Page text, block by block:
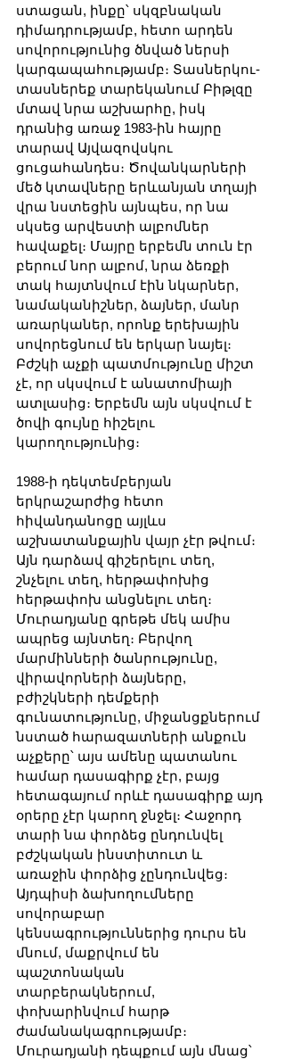
ստացան, ինքը՝ սկզբնական
դիմադրությամբ, հետո արդեն
սովորությունից ծնված ներսի
կարգապահությամբ։ Տասներկու-
տասներեք տարեկանում Բիթլզը
մտավ նրա աշխարհը, իսկ
դրանից առաջ 1983-ին հայրը
տարավ Այվազովսկու
ցուցահանդես։ Ծովանկարների
մեծ կտավները երևանյան տղայի
վրա նստեցին այնպես, որ նա
սկսեց արվեստի ալբոմներ
հավաքել։ Մայրը երբեմն տուն էր
բերում նոր ալբոմ, նրա ձեռքի
տակ հայտնվում էին նկարներ,
նամականիշներ, ձայներ, մանր
առարկաներ, որոնք երեխային
սովորեցնում են երկար նայել։
Բժշկի աչքի պատմությունը միշտ
չէ, որ սկսվում է անատոմիայի
ատլասից։ Երբեմն այն սկսվում է
ծովի գույնը հիշելու
կարողությունից։
1988-ի դեկտեմբերյան
երկրաշարժից հետո
հիվանդանոցը այլևս
աշխատանքային վայր չէր թվում։
Այն դարձավ գիշերելու տեղ,
շնչելու տեղ, հերթափոխից
հերթափոխ անցնելու տեղ։
Մուրադյանը գրեթե մեկ ամիս
ապրեց այնտեղ։ Բերվող
մարմինների ծանրությունը,
վիրավորների ձայները,
բժիշկների դեմքերի
գունատությունը, միջանցքներում
նստած հարազատների անքուն
աչքերը՝ այս ամենը պատանու
համար դասագիրք չէր, բայց
հետագայում որևէ դասագիրք այդ
օրերը չէր կարող ջնջել։ Հաջորդ
տարի նա փորձեց ընդունվել
բժշկական ինստիտուտ և
առաջին փորձից չընդունվեց։
Այդպիսի ձախողումները
սովորաբար
կենսագրություններից դուրս են
մնում, մաքրվում են
պաշտոնական
տարբերակներում,
փոխարինվում հարթ
ժամանակագրությամբ։
Մուրադյանի դեպքում այն մնաց՝